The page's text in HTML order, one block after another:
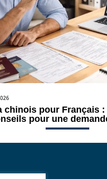
chinois pour Français :
pour une